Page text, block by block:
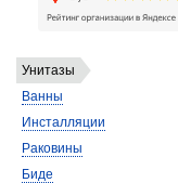
Унитазы
Ванны
Инсталляции
Раковины
Биде